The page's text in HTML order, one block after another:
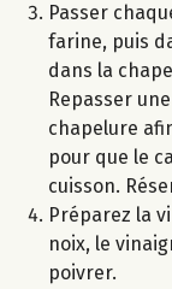
Passer
farine, puis
dans la
Repasser
chapelure
pour que le
cuisson.
Préparez la
noix, le
poivrer.